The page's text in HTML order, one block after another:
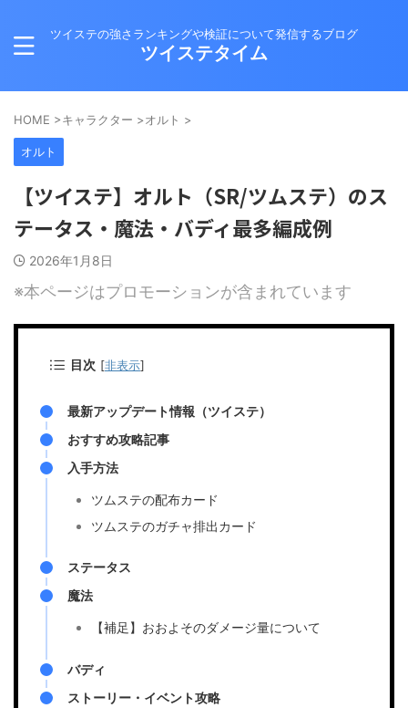
ツイステの強さランキングや検証について発信するブログ
ツイステタイム
HOME >キャラクター >オルト >
オルト
【ツイステ】オルト（SR/ツムステ）のス
テータス・魔法・バディ最多編成例
2026年1月8日
※本ページはプロモーションが含まれています
目次 [非表示]
最新アップデート情報（ツイステ）
おすすめ攻略記事
入手方法
ツムステの配布カード
ツムステのガチャ排出カード
ステータス
魔法
【補足】おおよそのダメージ量について
バディ
ストーリー・イベント攻略